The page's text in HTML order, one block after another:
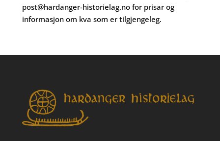
post@hardanger-historielag.nofor prisar og
informasjon om kva som er tilgjengeleg.